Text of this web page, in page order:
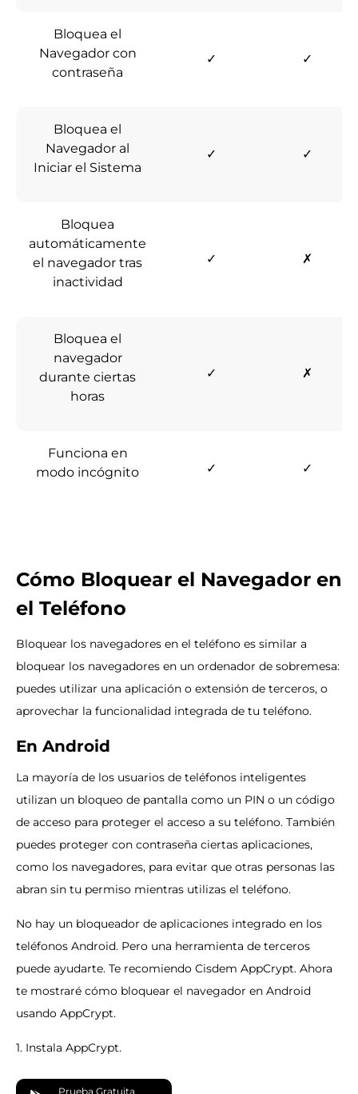
Bloquea el
Navegador con
contraseña
✓ ✓
Bloquea el
Navegador al
Iniciar el Sistema
✓ ✓
Bloquea
automáticamente
el navegador tras
inactividad
✓ ✗
Bloquea el
navegador
durante ciertas
horas
✓ ✗
Funciona en
modo incógnito
✓ ✓
Cómo Bloquear el Navegador en
el Teléfono
Bloquear los navegadores en el teléfono es similar a
bloquear los navegadores en un ordenador de sobremesa:
puedes utilizar una aplicación o extensión de terceros, o
aprovechar la funcionalidad integrada de tu teléfono.
En Android
La mayoría de los usuarios de teléfonos inteligentes
utilizan un bloqueo de pantalla como un PIN o un código
de acceso para proteger el acceso a su teléfono. También
puedes proteger con contraseña ciertas aplicaciones,
como los navegadores, para evitar que otras personas las
abran sin tu permiso mientras utilizas el teléfono.
No hay un bloqueador de aplicaciones integrado en los
teléfonos Android. Pero una herramienta de terceros
puede ayudarte. Te recomiendo Cisdem AppCrypt. Ahora
te mostraré cómo bloquear el navegador en Android
usando AppCrypt.
1. Instala AppCrypt.
Prueba Gratuita